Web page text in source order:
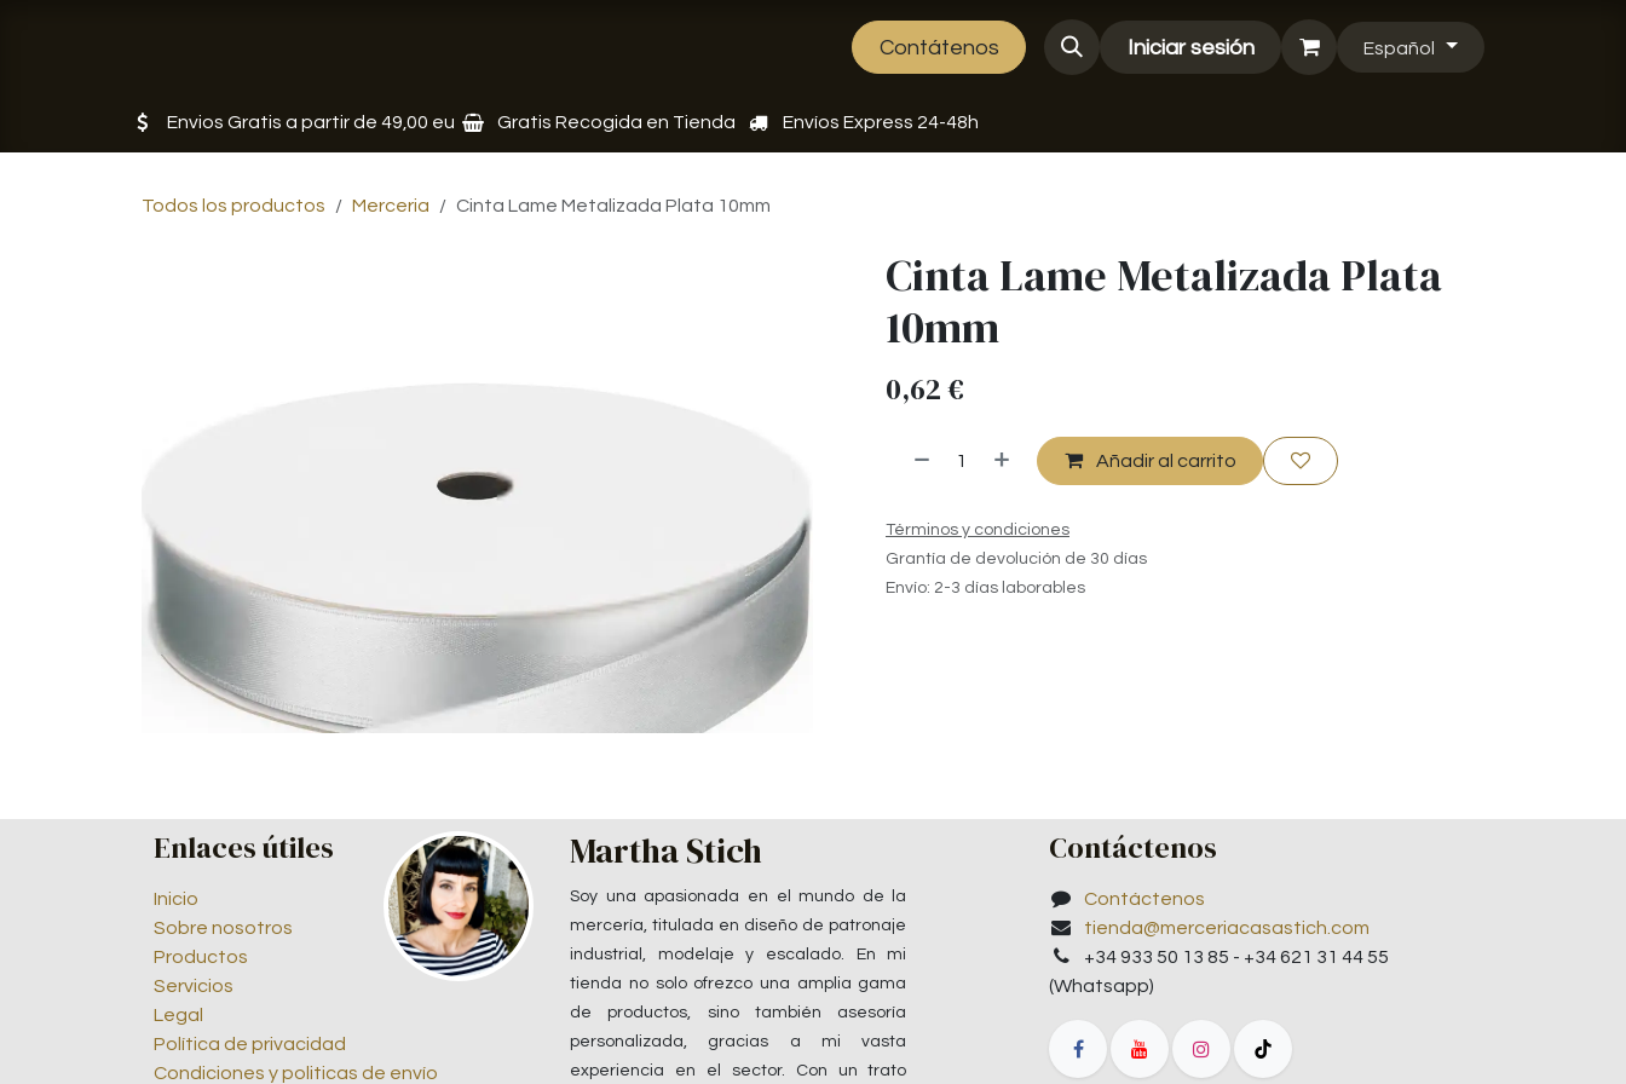
Contátenos Iniciar sesión Español
Envios Gratis a partir de 49,00 eu Gratis Recogida en Tienda Envíos Express 24-48h
Todos los productos Merceria Cinta Lame Metalizada Plata 10mm
Cinta Lame Metalizada Plata
10mm
0,62€
Añadir al carrito
Términos y condiciones
Grantía de devolución de 30 días
Envío: 2-3 días laborables
Enlaces útiles
Inicio
Sobre nosotros
Productos
Servicios
Legal
Política de privacidad
Condiciones y politicas de envío
Contáctenos
Contáctenos
tienda@merceriacasastich.com
+34 933 50 13 85 - +34 621 31 44 55
(Whatsapp)
Martha Stich
Soy una apasionada en el mundo de la
mercería, titulada en diseño de patronaje
industrial, modelaje y escalado. En mi
tienda no solo ofrezco una amplia gama
de productos, sino también asesoría
personalizada, gracias a mi vasta
experiencia en el sector. Con un trato